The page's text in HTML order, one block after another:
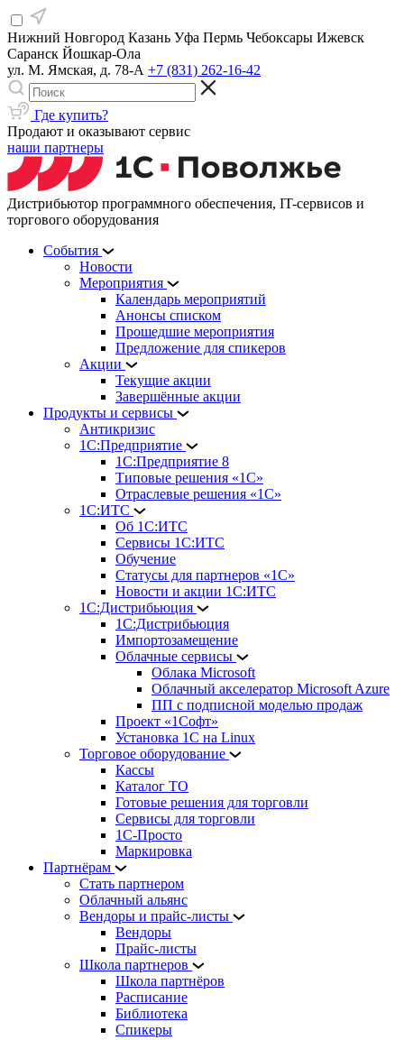
Нижний Новгород Казань Уфа Пермь Чебоксары Ижевск
Саранск Йошкар-Ола
ул. М. Ямская, д. 78-А +7 (831) 262-16-42
Где купить?
Продают и оказывают сервис
наши партнеры
Дистрибьютор программного обеспечения, IT-сервисов и
торгового оборудования
События
Новости
Мероприятия
Календарь мероприятий
Анонсы списком
Прошедшие мероприятия
Предложение для спикеров
Акции
Текущие акции
Завершённые акции
Продукты и сервисы
Антикризис
1С:Предприятие
1С:Предприятие 8
Типовые решения «1С»
Отраслевые решения «1С»
1С:ИТС
Об 1С:ИТС
Сервисы 1С:ИТС
Обучение
Статусы для партнеров «1С»
Новости и акции 1С:ИТС
1С:Дистрибьюция
1С:Дистрибьюция
Импортозамещение
Облачные сервисы
Облака Microsoft
Облачный акселератор Microsoft Azure
ПП с подписной моделью продаж
Проект «1Софт»
Установка 1С на Linux
Торговое оборудование
Кассы
Каталог ТО
Готовые решения для торговли
Сервисы для торговли
1С-Просто
Маркировка
Партнёрам
Стать партнером
Облачный альянс
Вендоры и прайс-листы
Вендоры
Прайс-листы
Школа партнеров
Школа партнёров
Расписание
Библиотека
Спикеры